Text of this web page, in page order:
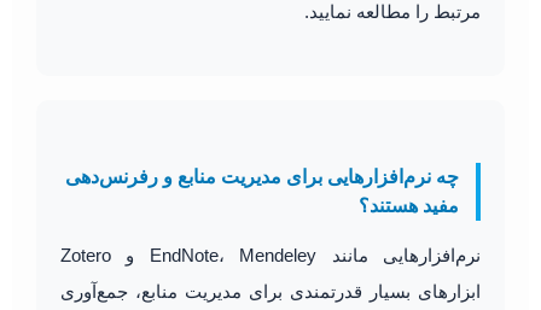
مرتبط را مطالعه نمایید.
چه نرم‌افزارهایی برای مدیریت منابع و رفرنس‌دهی
مفید هستند؟
نرم‌افزارهایی مانند EndNote، Mendeley و Zotero
ابزارهای بسیار قدرتمندی برای مدیریت منابع، جمع‌آوری